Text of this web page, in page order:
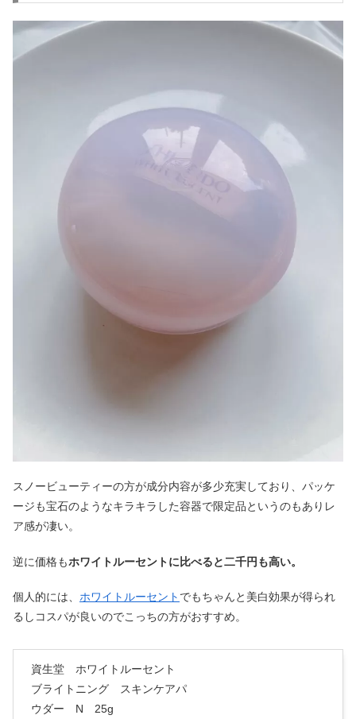
スノービューティーの方が成分内容が多少充実しており、パッケ
ージも宝石のようなキラキラした容器で限定品というのもありレ
ア感が凄い。
逆に価格もホワイトルーセントに比べると二千円も高い。
個人的には、 ホワイトルーセント でもちゃんと美白効果が得られ
るしコスパが良いのでこっちの方がおすすめ。
資生堂 ホワイトルーセント
ブライトニング スキンケアパ
ウダー N 25g